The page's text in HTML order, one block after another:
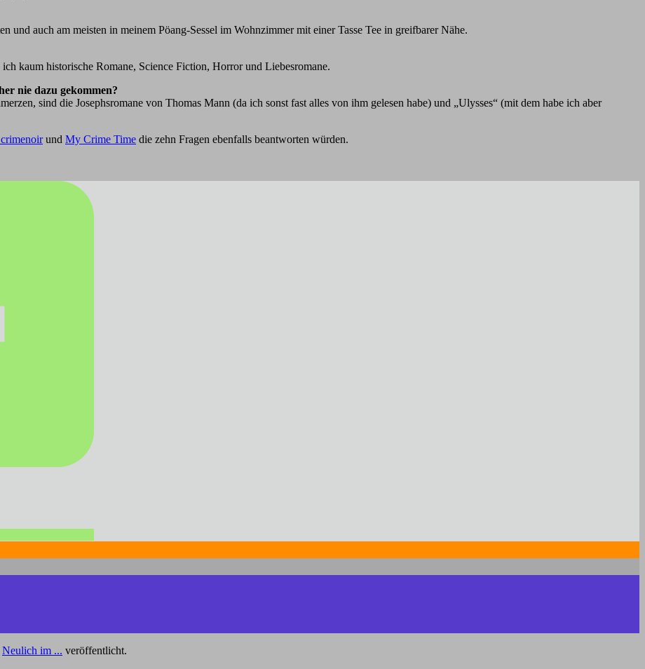
und auch am meisten in meinem Pöang-Sessel im Wohnzimmer mit einer Tasse Tee in greifbarer Nähe.
kaum historische Romane, Science Fiction, Horror und Liebesromane.
nie dazu gekommen?
sind die Josephsromane von Thomas Mann (da ich sonst fast alles von ihm gelesen habe) und „Ulysses“ (mit dem habe ich aber
und My Crime Time die zehn Fragen ebenfalls beantworten würden.
Neulich im ... veröffentlicht.